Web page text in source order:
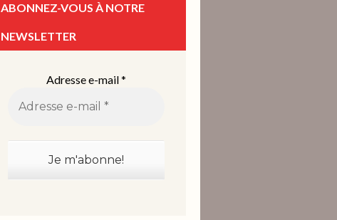
ABONNEZ-VOUS À NOTRE
NEWSLETTER
Adresse e-mail*